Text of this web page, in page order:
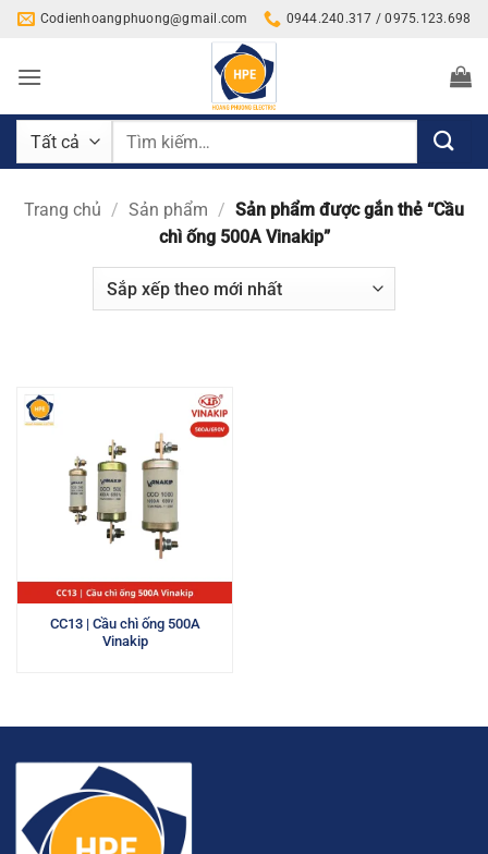
Bỏ
nội
Codienhoangphuong@gmail.com 0944.240.317 / 0975.123.698
Tìm
Trang chủ / Sản phẩm / Sản phẩm được gắn thẻ “Cầu
chì ống 500A Vinakip”
CC13 | Cầu chì ống 500A
Vinakip